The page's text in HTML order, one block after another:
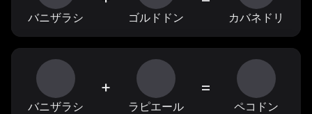
バニザラシ ゴルドドン カバネドリ
バニザラシ
+
ラピエール
=
ペコドン